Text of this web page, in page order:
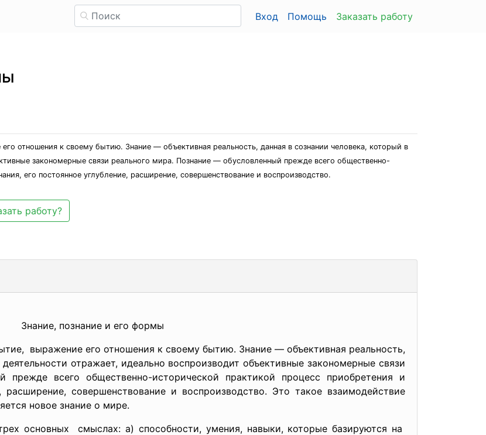
Вход Помощь Заказать работу
отношения к своему бытию. Знание — объективная реальность, данная в сознании человека, который в
закономерные связи реального мира. Познание — обусловленный прежде всего общественно-
его постоянное углубление, расширение, совершенствование и воспроизводство.
работу?
Знание, познание и его формы
выражение его отношения к своему бытию. Знание — объективная реальность,
отражает, идеально воспроизводит объективные закономерные связи
всего общественно-исторической практикой процесс приобретения и
расширение, совершенствование и воспроизводство. Это такое взаимодействие
новое знание о мире.
основных смыслах: а) способности, умения, навыки, которые базируются на